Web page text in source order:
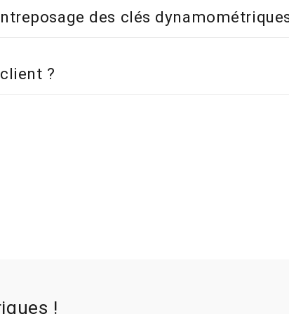
des clés
?
!